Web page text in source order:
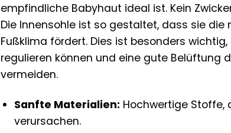
empfindliche Babyhaut ideal ist. Kein
Die Innensohle ist so gestaltet, dass sie
Fußklima fördert. Dies ist besonders
regulieren können und eine gute Belüftung
vermeiden.
Sanfte Materialien: Hochwertige Stoffe,
verursachen.